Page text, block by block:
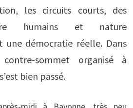
les circuits courts, des
humains et nature
une démocratie réelle. Dans
sommet organisé à
bien passé.